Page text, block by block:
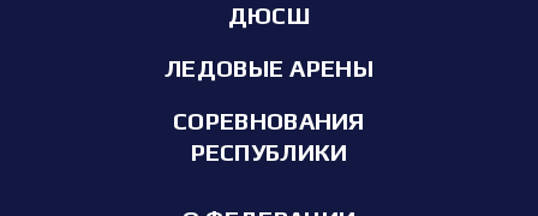
ДЮСШ
ЛЕДОВЫЕ АРЕНЫ
СОРЕВНОВАНИЯ
РЕСПУБЛИКИ